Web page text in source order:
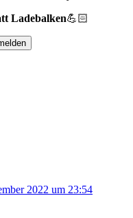
Ladebalken💪🏻
2022 um 23:54